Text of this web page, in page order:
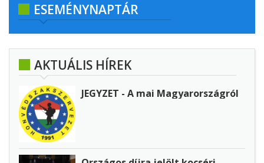
ESEMÉNYNAPTÁR
AKTUÁLIS HÍREK
JEGYZET - A mai Magyarországról